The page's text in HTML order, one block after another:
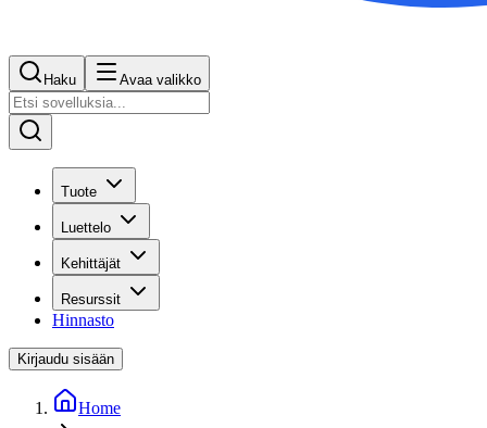
Haku Avaa valikko
Tuote
Luettelo
Kehittäjät
Resurssit
Hinnasto
Kirjaudu sisään
Home